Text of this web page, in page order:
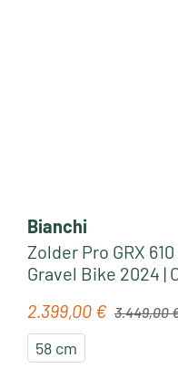
Bianchi
Zolder Pro GRX
Gravel Bike 2024 |
Verkaufspreis:
2.399,00 € Regulärer
3.449,00
58 cm